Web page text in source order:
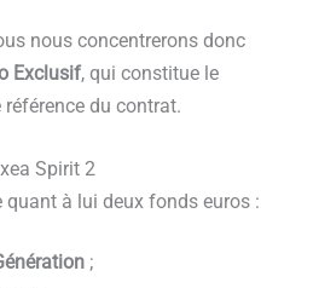
nous concentrerons donc
Exclusif, qui constitue le
du contrat.
Spirit 2
à lui deux fonds euros :
;